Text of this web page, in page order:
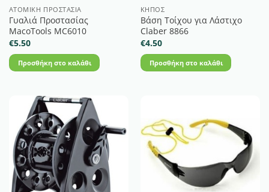
ΑΤΟΜΙΚΉ ΠΡΟΣΤΑΣΊΑ
Γυαλιά Προστασίας
MacoTools MC6010
€5.50
Προσθήκη στο καλάθι
ΚΉΠΟΣ
Βάση Τοίχου για Λάστιχο
Claber 8866
€4.50
Προσθήκη στο καλάθι